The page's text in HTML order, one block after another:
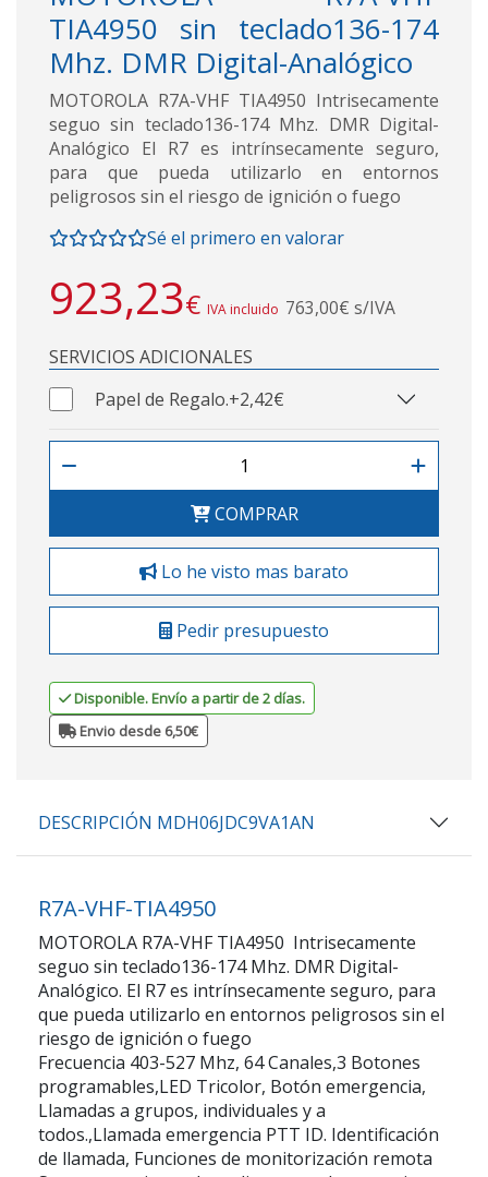
TIA4950 sin teclado136-174
Mhz. DMR Digital-Analógico
MOTOROLA R7A-VHF TIA4950 Intrisecamente
seguo sin teclado136-174 Mhz. DMR Digital-
Analógico El R7 es intrínsecamente seguro,
para que pueda utilizarlo en entornos
peligrosos sin el riesgo de ignición o fuego
Sé el primero en valorar
923,23€ IVA incluido 763,00€ s/IVA
SERVICIOS ADICIONALES
Papel de Regalo.+2,42€
COMPRAR
Lo he visto mas barato
Pedir presupuesto
Disponible. Envío a partir de 2 días.
Envio desde 6,50€
DESCRIPCIÓN MDH06JDC9VA1AN
R7A-VHF-TIA4950
MOTOROLA R7A-VHF TIA4950 Intrisecamente
seguo sin teclado136-174 Mhz. DMR Digital-
Analógico. El R7 es intrínsecamente seguro, para
que pueda utilizarlo en entornos peligrosos sin el
riesgo de ignición o fuego
Frecuencia 403-527 Mhz, 64 Canales,3 Botones
programables,LED Tricolor, Botón emergencia,
Llamadas a grupos, individuales y a
todos.,Llamada emergencia PTT ID. Identificación
de llamada, Funciones de monitorización remota